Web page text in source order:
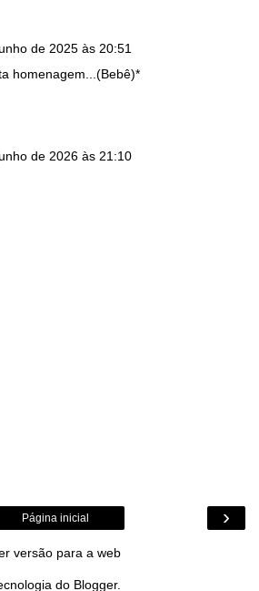
de 2025 às 20:51
homenagem...(Bebê)*
de 2026 às 21:10
›
Página inicial
versão para a web
do Blogger.